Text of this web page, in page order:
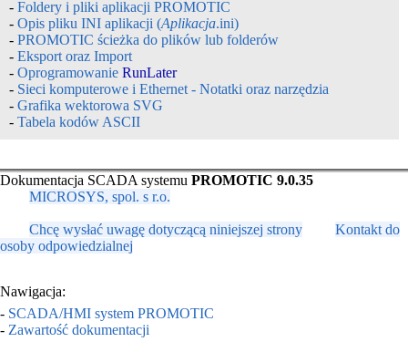
- Foldery i pliki aplikacji PROMOTIC
- Opis pliku INI aplikacji (Aplikacja.ini)
- PROMOTIC ścieżka do plików lub folderów
- Eksport oraz Import
- Oprogramowanie RunLater
- Sieci komputerowe i Ethernet - Notatki oraz narzędzia
- Grafika wektorowa SVG
- Tabela kodów ASCII
Dokumentacja SCADA systemu PROMOTIC 9.0.35
MICROSYS, spol. s r.o.
Chcę wysłać uwagę dotyczącą niniejszej strony
Kontakt do
osoby odpowiedzialnej
Nawigacja:
- SCADA/HMI system PROMOTIC
- Zawartość dokumentacji